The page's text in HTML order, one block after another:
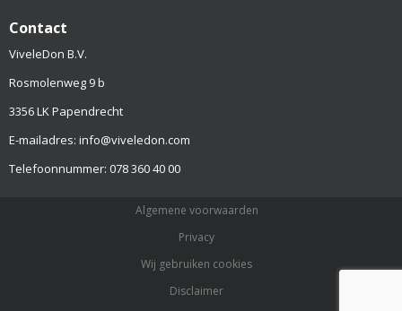
Contact
ViveleDon B.V.
Rosmolenweg 9 b
3356 LK Papendrecht
E-mailadres: info@viveledon.com
Telefoonnummer: 078 360 40 00
Algemene voorwaarden
Privacy
Wij gebruiken cookies
Disclaimer